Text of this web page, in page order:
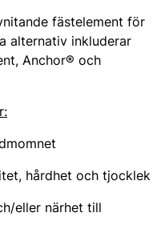
fästelement för
alternativ inkluderar
Anchor® och
hårdhet och tjocklek
eller närhet till